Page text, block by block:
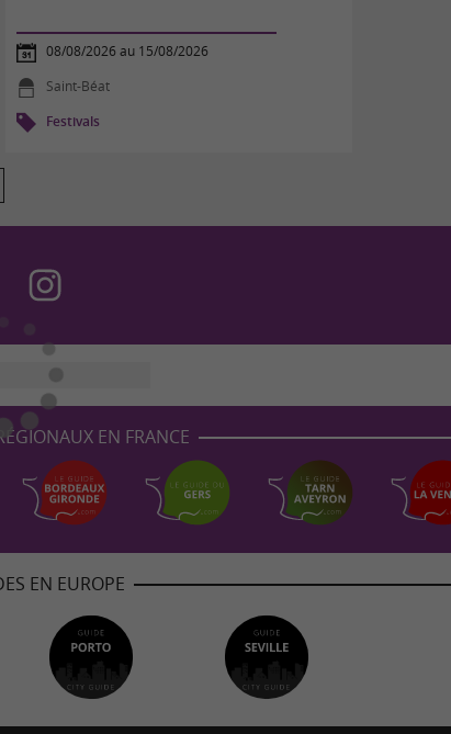
08/08/2026 au 15/08/2026
Saint-Béat
Festivals
EN FRANCE
EN EUROPE